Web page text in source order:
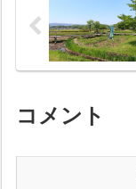
コメント